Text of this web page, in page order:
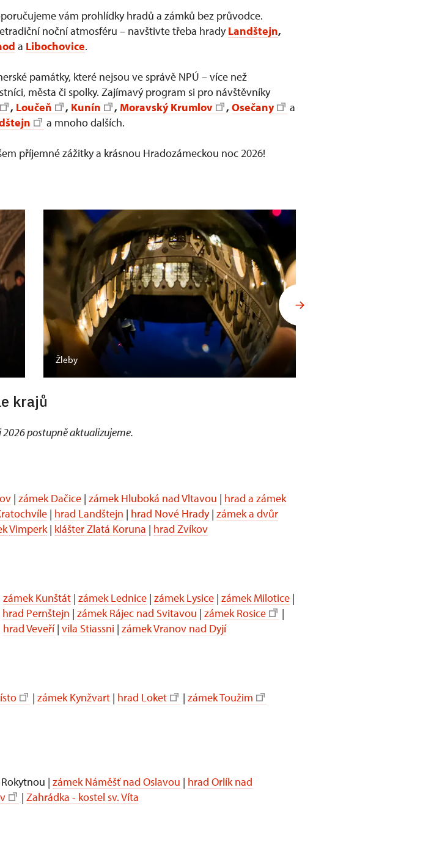
vám prohlídky hradů a zámků bez průvodce.
noční atmosféru – navštivte třeba hradyLandštejn,
a Libochovice.
památky, které nejsou ve správě NPÚ – více než
města či spolky. Zajímavý program si pro návštěvníky
, Loučeň , Kunín , Moravský Krumlov , Osečany
a
a mnoho dalších.
příjemné zážitky a krásnou Hradozámeckou noc 2026!
Žleby
krajů
postupně aktualizujeme.
| zámek Dačice | zámek Hluboká nad Vltavou | hrad a zámek
| hrad Landštejn | hrad Nové Hrady| zámek a dvůr
Vimperk | klášter Zlatá Koruna | hrad Zvíkov
zámek Kunštát | zámek Lednice | zámek Lysice | zámek Milotice |
hrad Pernštejn | zámek Rájec nad Svitavou | zámek Rosice
|
hrad Veveří| vila Stiassni | zámek Vranov nad Dyjí
| zámek Kynžvart | hrad Loket | zámek Toužim
| zámek Náměšť nad Oslavou | hrad Orlík nad
| Zahrádka - kostel sv. Víta